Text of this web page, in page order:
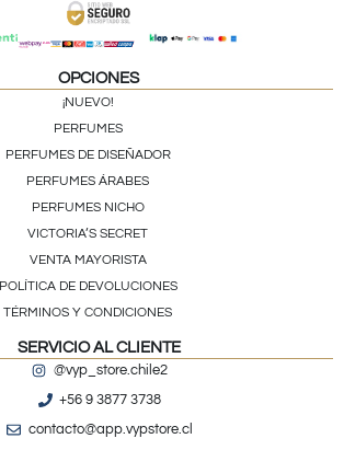
OPCIONES
¡NUEVO!
PERFUMES
PERFUMES DE DISEÑADOR
PERFUMES ÁRABES
PERFUMES NICHO
VICTORIA’S SECRET
VENTA MAYORISTA
POLÍTICA DE DEVOLUCIONES
TÉRMINOS Y CONDICIONES
SERVICIO AL CLIENTE
@vyp_store.chile2
+56 9 3877 3738
contacto@app.vypstore.cl